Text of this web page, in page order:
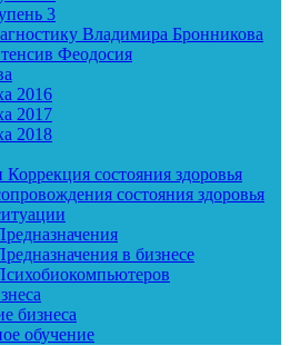
3
Владимира Бронникова
Феодосия
2016
2017
2018
состояния здоровья
состояния здоровья
в бизнесе
бизнеса
обучение